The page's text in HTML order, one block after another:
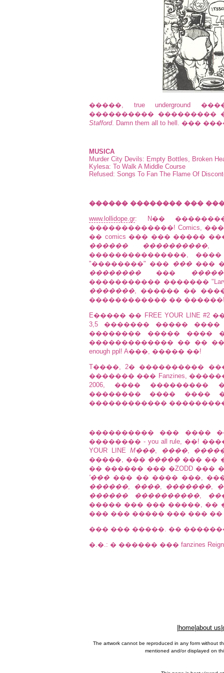
�����, true underground
���������� ���������
Stafford. Damn them all to hell. ���
MUSICA
Murder City Devils: Empty Bottles, Broken
Kylesa: To Walk A Middle Course
Refused: Songs To Fan The Flame Of
������ �������� ���
www.lollidope.gr: N��
�������������! Comics,
�� comics ��� ��� �����
������ ����������,
���������������,
"��������" ��� ��� ���
�������� ���
����������� ������� "Larva
�������, ������ ��
������������ �� ������!
E����� �� FREE YOUR LINE
3,5 ������� �����
�������� ����� ����
������������� �� ��
enough ppl! A���, ����� ��!
T����, 2� ����������
������� ��� Fanzines,
2006, ���� ���������
�������� ���� ���� ���
������������
���������� ��� ����
�������� - you all rule, ��!
YOUR LINEM���, ����,
�����, ��� ����� ��� ��
�� ������ ��� �ZODD
'��� ��� �� ���� ���, ���
������, ����, �������,
������ ����������,
����� ��� ��� �����, ��
��� ��� ����� ��� ��� ��
��� ��� �����. ��
�.�.: � ������ ��� fanzines
home about us
The artwork cannot be reproduced in any form without
mentioned and/or displayed on